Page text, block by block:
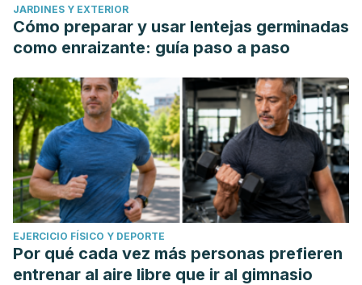
JARDINES Y EXTERIOR
Cómo preparar y usar lentejas germinadas
como enraizante: guía paso a paso
EJERCICIO FÍSICO Y DEPORTE
Por qué cada vez más personas prefieren
entrenar al aire libre que ir al gimnasio